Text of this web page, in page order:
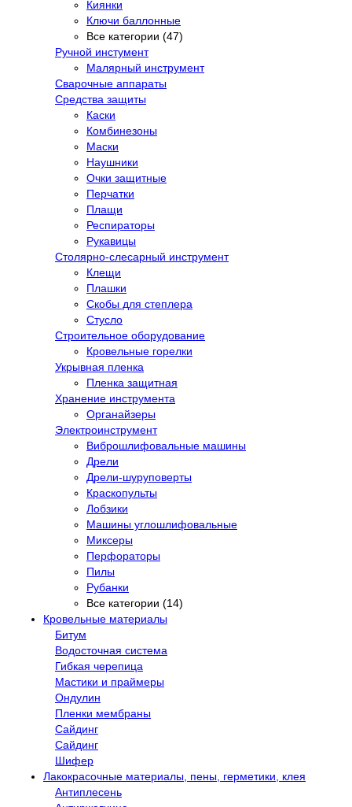
Киянки
Ключи баллонные
Все категории (47)
Ручной инстумент
Малярный инструмент
Сварочные аппараты
Средства защиты
Каски
Комбинезоны
Маски
Наушники
Очки защитные
Перчатки
Плащи
Респираторы
Рукавицы
Столярно-слесарный инструмент
Клещи
Плашки
Скобы для степлера
Стусло
Строительное оборудование
Кровельные горелки
Укрывная пленка
Пленка защитная
Хранение инструмента
Органайзеры
Электроинструмент
Виброшлифовальные машины
Дрели
Дрели-шуруповерты
Краскопульты
Лобзики
Машины углошлифовальные
Миксеры
Перфораторы
Пилы
Рубанки
Все категории (14)
Кровельные материалы
Битум
Водосточная система
Гибкая черепица
Мастики и праймеры
Ондулин
Пленки мембраны
Сайдинг
Сайдинг
Шифер
Лакокрасочные материалы, пены, герметики, клея
Антиплесень